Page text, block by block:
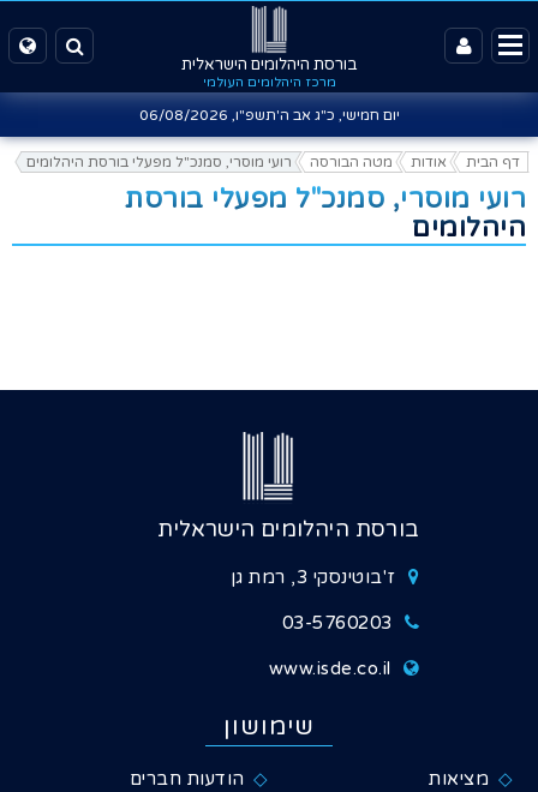
בורסת היהלומים הישראלית
מרכז היהלומים העולמי
יום חמישי, כ"ג אב ה'תשפ"ו, 06/08/2026
דף הבית אודות מטה הבורסה רועי מוסרי, סמנכ"ל מפעלי בורסת היהלומים
רועי מוסרי, סמנכ"ל מפעלי בורסת
היהלומים
בורסת היהלומים הישראלית
ז'בוטינסקי 3, רמת גן
03-5760203
www.isde.co.il
שימושון
מציאות
הודעות חברים